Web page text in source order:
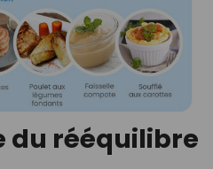
du rééquilibre